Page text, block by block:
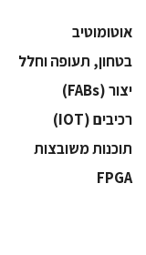
אוטומוטיב
בטחון, תעופה וחלל
‫יצור (‪(FABs‬‬
‫רכיבים‬ (IOT)
‫תוכנות משובצות‬
‫‪FPGA‬‬